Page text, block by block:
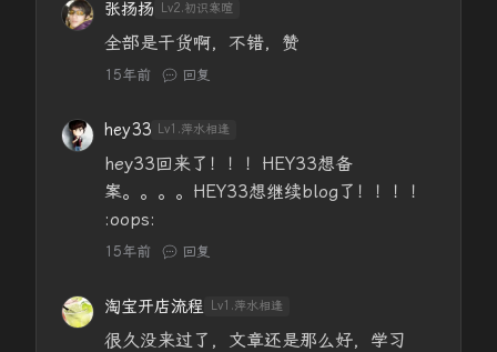
张扬扬 Lv2.初识寒暄
全部是干货啊，不错，赞
15年前 回复
hey33 Lv1.萍水相逢
hey33回来了！！！HEY33想备
案。。。。HEY33想继续blog了！！！！
:oops:
15年前 回复
淘宝开店流程 Lv1.萍水相逢
很久没来过了，文章还是那么好，学习